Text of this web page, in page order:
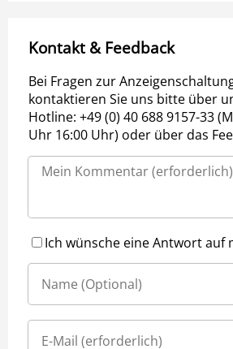
Kontakt & Feedback
Bei Fragen zur
kontaktieren Sie uns bitte über
Hotline: +49 (0) 40 688 9157-33
Uhr 16:00 Uhr) oder über das
Ich wünsche eine Antwort auf